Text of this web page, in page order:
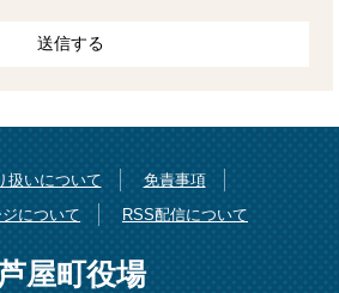
扱いについて
免責事項
について
RSS配信について
屋町役場